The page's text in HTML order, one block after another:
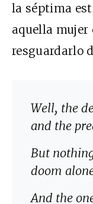
la séptima
aquella mujer
resguardarlo
Well, the
and the
But
doom
And the